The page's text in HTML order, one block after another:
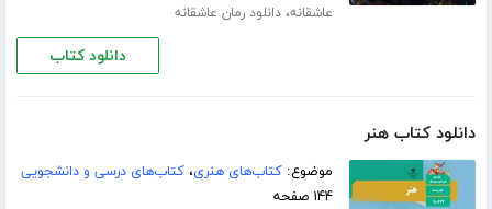
عاشقانه،دانلود رمان عاشقانه
دانلود کتاب
دانلود کتاب هنر
موضوع:کتاب‌های هنری،کتاب‌های درسی و دانشجویی
۱۴۴ صفحه